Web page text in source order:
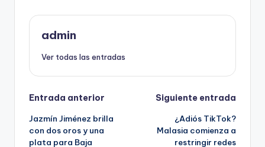
admin
Ver todas las entradas
Navegación
de
Entrada anterior
Jazmín Jiménez brilla
con dos oros y una
plata para Baja
Siguiente entrada
¿Adiós TikTok?
Malasia comienza a
restringir redes